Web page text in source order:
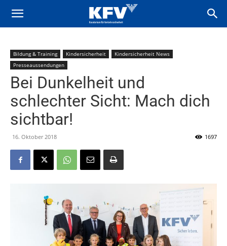
Bildung & Training Kindersicherheit
Kindersicherheit News
Presseaussendungen
Bei Dunkelheit und
schlechter Sicht: Mach dich
sichtbar!
16. Oktober 2018 1697